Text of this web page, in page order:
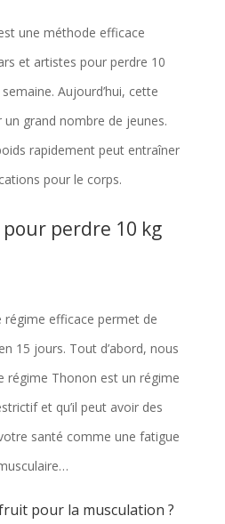
une méthode efficace
et artistes pour perdre 10
Aujourd’hui, cette
grand nombre de jeunes.
rapidement peut entraîner
pour le corps.
perdre 10 kg
régime efficace permet de
15 jours. Tout d’abord, nous
régime Thonon est un régime
et qu’il peut avoir des
santé comme une fatigue
pour la musculation ?